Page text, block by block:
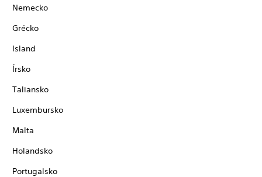
Nemecko
Grécko
Island
Írsko
Taliansko
Luxembursko
Malta
Holandsko
Portugalsko